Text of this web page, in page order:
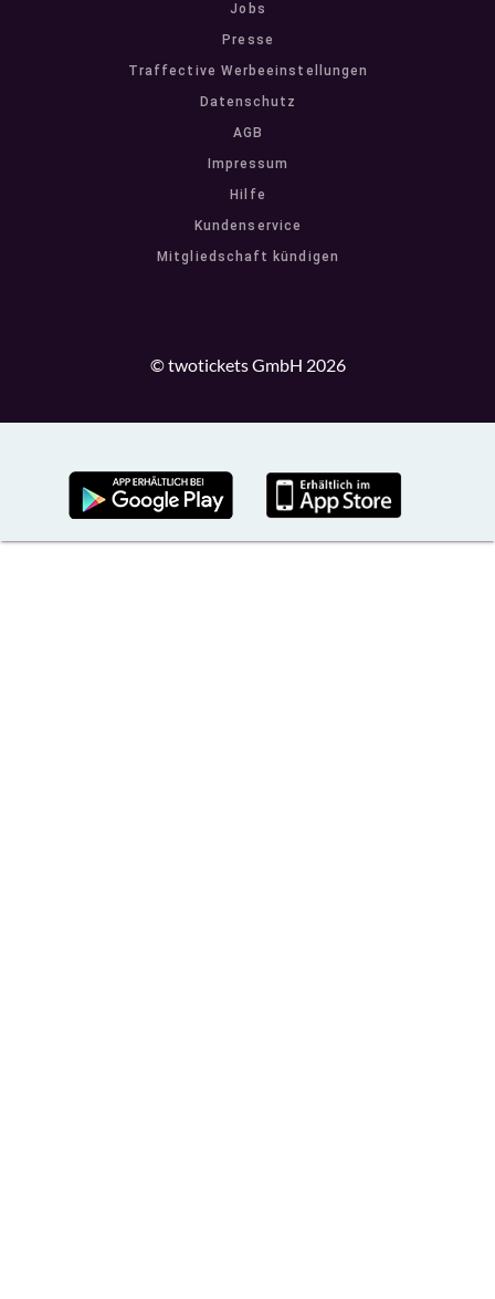
Jobs
Presse
Traffective Werbeeinstellungen
Datenschutz
AGB
Impressum
Hilfe
Kundenservice
Mitgliedschaft kündigen
© twotickets GmbH 2026